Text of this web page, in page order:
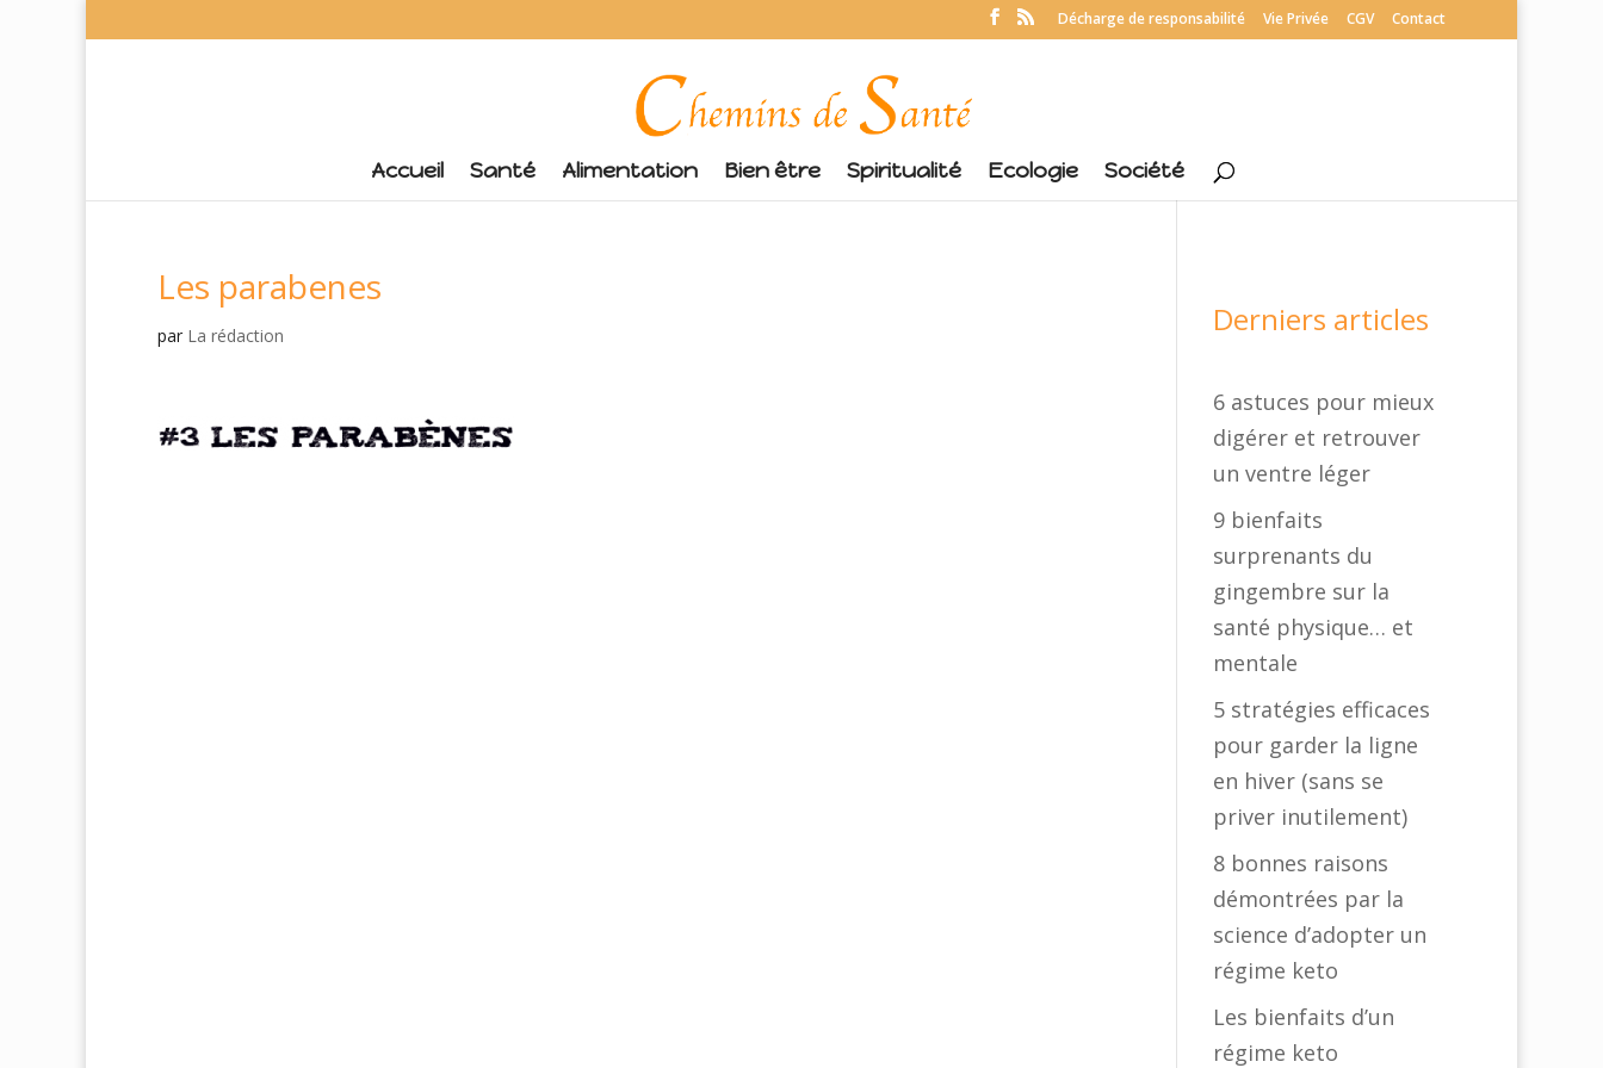
Décharge de responsabilité Vie Privée CGV Contact
Accueil Santé Alimentation Bien être Spiritualité Ecologie Société
Les parabenes
par La rédaction Derniers articles
6 astuces pour mieux
digérer et retrouver
un ventre léger
9 bienfaits
surprenants du
gingembre sur la
santé physique… et
mentale
5 stratégies efficaces
pour garder la ligne
en hiver (sans se
priver inutilement)
8 bonnes raisons
démontrées par la
science d’adopter un
régime keto
Les bienfaits d’un
régime keto